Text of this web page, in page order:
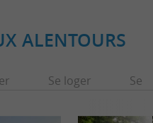
ALENTOURS
Se loger Se